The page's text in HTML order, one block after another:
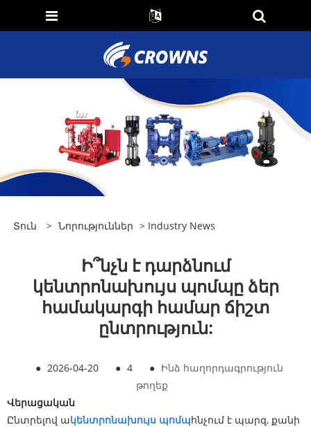
Տուն > Նորություններ > Industry News
Ի՞նչն է դարձնում
կենտրոնախույս պոմպը ձեր
համակարգի համար ճիշտ
ընտրություն:
● 2026-04-20 ● 4 ● Ինձ հաղորդագրություն
թողեք
Վերացական
Ընտրելով ակենտրոնախույս պոմպհնչում է պարզ, քանի